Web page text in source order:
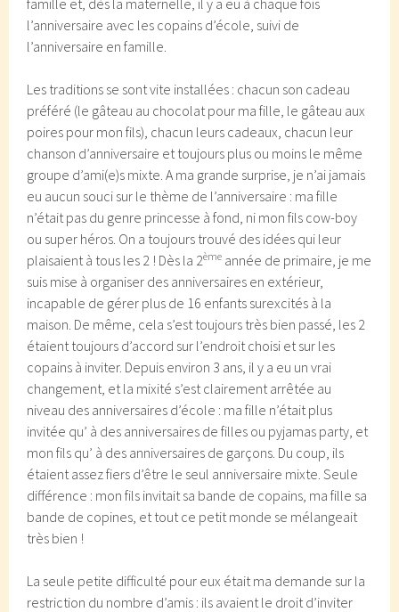
famille et, dès la maternelle, il y a eu à chaque fois
l’anniversaire avec les copains d’école, suivi de
l’anniversaire en famille.
Les traditions se sont vite installées : chacun son cadeau
préféré (le gâteau au chocolat pour ma fille, le gâteau aux
poires pour mon fils), chacun leurs cadeaux, chacun leur
chanson d’anniversaire et toujours plus ou moins le même
groupe d’ami(e)s mixte. A ma grande surprise, je n’ai jamais
eu aucun souci sur le thème de l’anniversaire : ma fille
n’était pas du genre princesse à fond, ni mon fils cow-boy
ou super héros. On a toujours trouvé des idées qui leur
plaisaient à tous les 2 ! Dès la 2ème année de primaire, je me
suis mise à organiser des anniversaires en extérieur,
incapable de gérer plus de 16 enfants surexcités à la
maison. De même, cela s’est toujours très bien passé, les 2
étaient toujours d’accord sur l’endroit choisi et sur les
copains à inviter. Depuis environ 3 ans, il y a eu un vrai
changement, et la mixité s’est clairement arrêtée au
niveau des anniversaires d’école : ma fille n’était plus
invitée qu’ à des anniversaires de filles ou pyjamas party, et
mon fils qu’ à des anniversaires de garçons. Du coup, ils
étaient assez fiers d’être le seul anniversaire mixte. Seule
différence : mon fils invitait sa bande de copains, ma fille sa
bande de copines, et tout ce petit monde se mélangeait
très bien !
La seule petite difficulté pour eux était ma demande sur la
restriction du nombre d’amis : ils avaient le droit d’inviter